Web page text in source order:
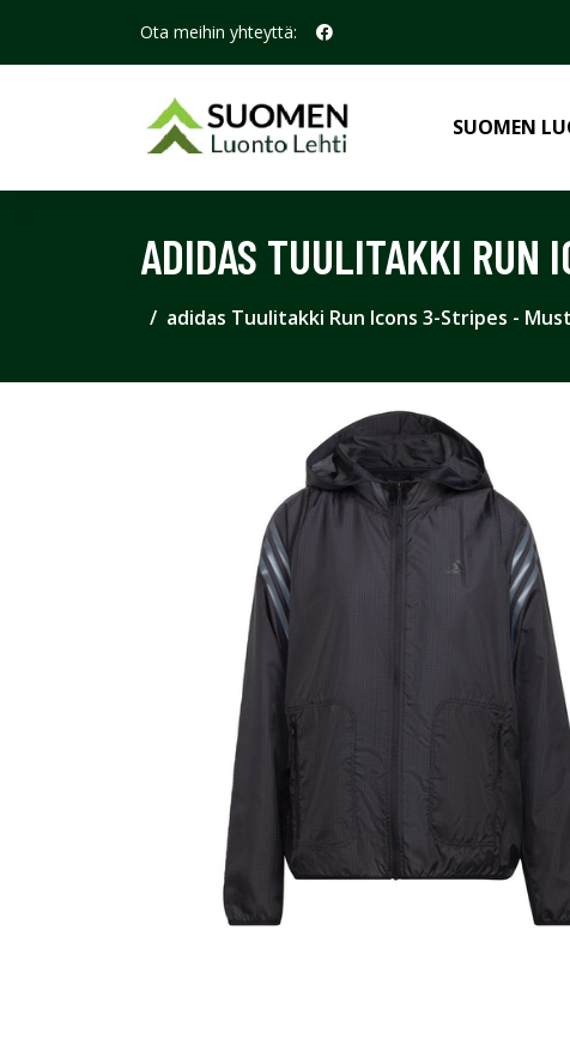
Ota meihin yhteyttä:
SUOMEN
ADIDAS TUULITAKKI RUN
adidas Tuulitakki Run Icons 3-Stripes -